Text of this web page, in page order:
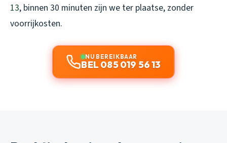
13, binnen 30 minuten zijn we ter plaatse, zonder
voorrijkosten.
NU BEREIKBAAR
BEL 085 019 56 13